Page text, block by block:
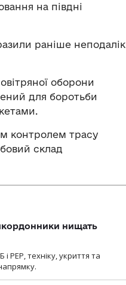
на півдні
раніше неподалік
оборони
для боротьби
контролем трасу
склад
нищать
РЕР, техніку, укриття та